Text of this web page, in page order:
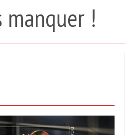
manquer !